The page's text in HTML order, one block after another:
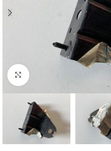
Cliquez pour agrandir